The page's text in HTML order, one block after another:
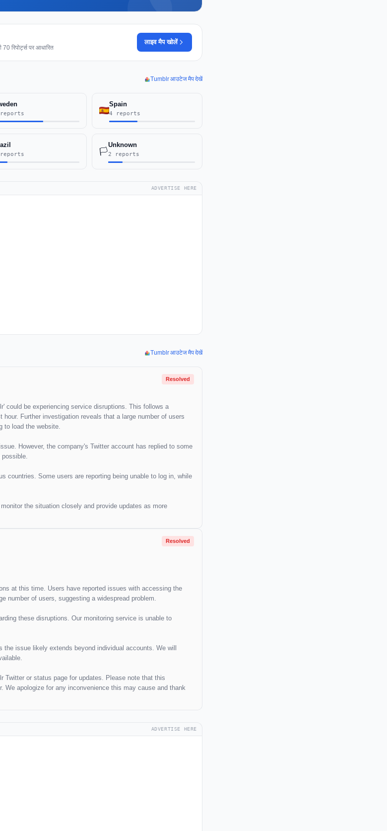
रिपोर्ट्स पर आधारित
लाइव मैप खोलें
Tumblr आउटेज मैप देखें
Spain
4 reports
🏳️
Unknown
2 reports
ADVERTISE HERE
Tumblr आउटेज मैप देखें
Resolved
could be experiencing service disruptions. This follows a
Further investigation reveals that a large number of users
to load the website.
However, the company's Twitter account has replied to some
countries. Some users are reporting being unable to log in, while
the situation closely and provide updates as more
Resolved
at this time. Users have reported issues with accessing the
number of users, suggesting a widespread problem.
these disruptions. Our monitoring service is unable to
issue likely extends beyond individual accounts. We will
Twitter or status page for updates. Please note that this
apologize for any inconvenience this may cause and thank
ADVERTISE HERE